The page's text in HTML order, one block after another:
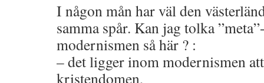
I någon mån har väl den
samma spår. Kan jag tolka
modernismen så här ? :
– det ligger inom modernismen
kristendomen,